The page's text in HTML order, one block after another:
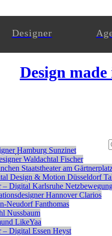
Designer
Design
veröffentlichen
Hamburg Sunzinet
Waldachtal Fischer
Staatstheater am
Design & Motion Düsseldorf
– Digital Karlsruhe
Hannover Clarios
Neudorf Fanthomas
Nussbaum
LikeYaa
– Digital Essen Heyst